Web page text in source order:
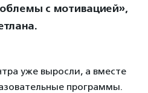
с мотивацией»,
уже выросли, а вместе
программы.